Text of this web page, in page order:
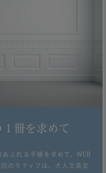
冊を求めて
ふれる手帳を求めて、WEB
のモティフは、大人文具女